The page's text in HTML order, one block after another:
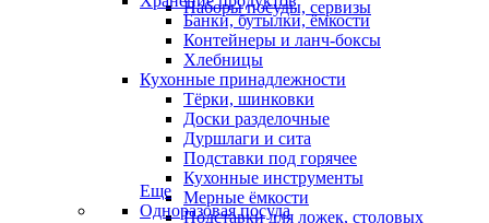
Наборы посуды, сервизы
Банки, бутылки, ёмкости
Контейнеры и ланч-боксы
Хлебницы
Кухонные принадлежности
Тёрки, шинковки
Доски разделочные
Дуршлаги и сита
Подставки под горячее
Кухонные инструменты
Мерные ёмкости
Подставки для ложек, столовых
Еще
Одноразовая посуда